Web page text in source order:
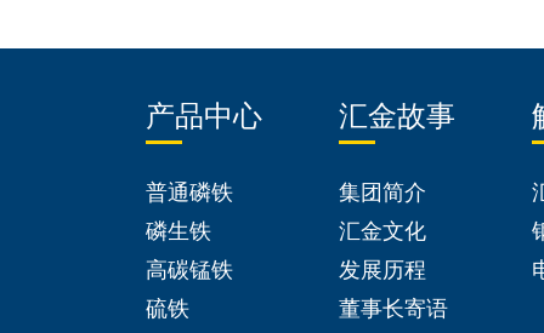
产品中心
普通磷铁
磷生铁
高碳锰铁
硫铁
汇金故事
集团简介
汇金文化
发展历程
董事长寄语